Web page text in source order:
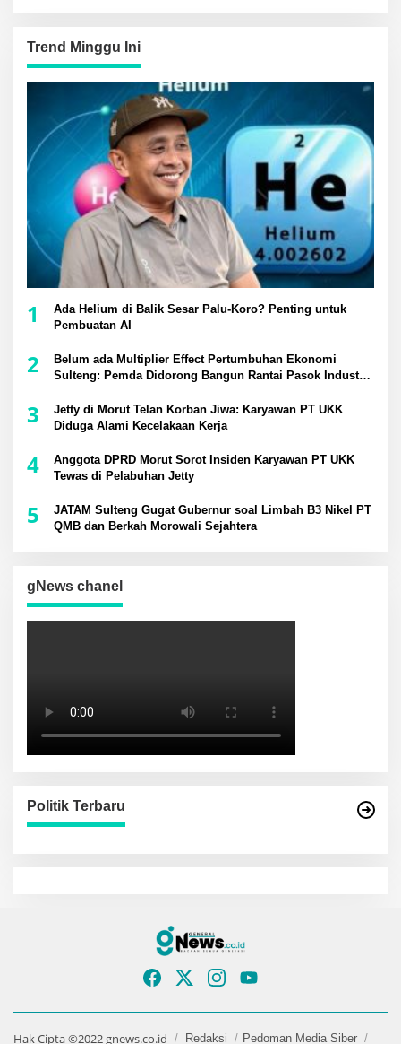
Trend Minggu Ini
1
Ada Helium di Balik Sesar Palu-Koro? Penting untuk
Pembuatan AI
2
Belum ada Multiplier Effect Pertumbuhan Ekonomi
Sulteng: Pemda Didorong Bangun Rantai Pasok Industri
3
Jetty di Morut Telan Korban Jiwa: Karyawan PT UKK
Diduga Alami Kecelakaan Kerja
4
Anggota DPRD Morut Sorot Insiden Karyawan PT UKK
Tewas di Pelabuhan Jetty
5
JATAM Sulteng Gugat Gubernur soal Limbah B3 Nikel PT
QMB dan Berkah Morowali Sejahtera
gNews chanel
Politik Terbaru
Hak Cipta ©2022 gnews.co.id Redaksi Pedoman Media Siber